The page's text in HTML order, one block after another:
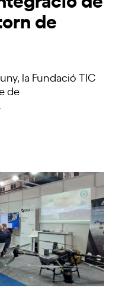
de
la Fundació TIC
de